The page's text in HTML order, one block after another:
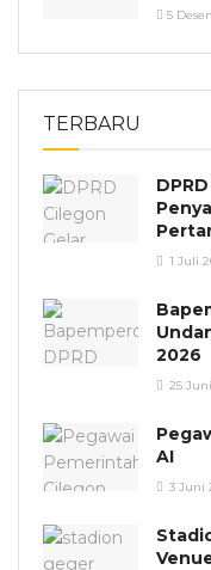
5
TERBARU
1 Juli
2026
25
AI
3 Juni